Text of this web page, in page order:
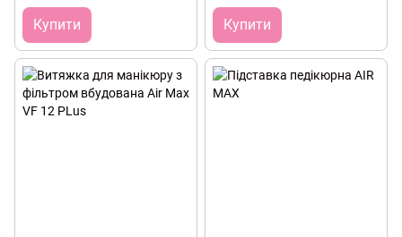
Купити Купити